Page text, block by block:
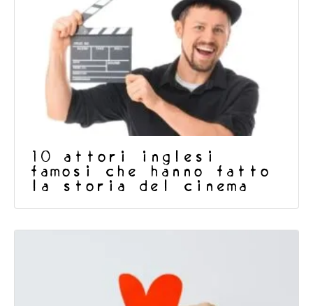
10 attori inglesi
famosi che hanno fatto
la storia del cinema